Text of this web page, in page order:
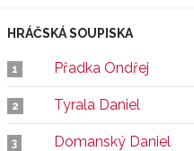
HRÁČSKÁ SOUPISKA
1 Přadka Ondřej
2 Tyrala Daniel
3 Domanský Daniel